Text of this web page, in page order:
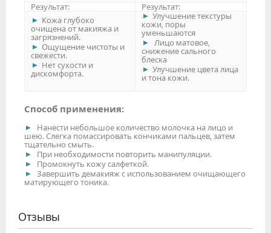
Результат:
Результат:
Кожа глубоко
очищена от макияжа и
загрязнений.
Ощущение чистоты и
свежести.
Нет сухости и
дискомфорта.
Улучшение текстуры
кожи, поры
уменьшаются
Лицо матовое,
снижение сального
блеска
Улучшение цвета лица
и тона кожи.
Способ применения:
Нанести небольшое количество молочка на лицо и
шею. Слегка помассировать кончиками пальцев, затем
тщательно смыть.
При необходимости повторить манипуляции.
Промокнуть кожу салфеткой.
Завершить демакияж с использованием очищающего
матирующего тоника.
Отзывы